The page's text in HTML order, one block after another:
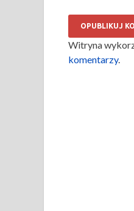
Witryna
komentarzy.